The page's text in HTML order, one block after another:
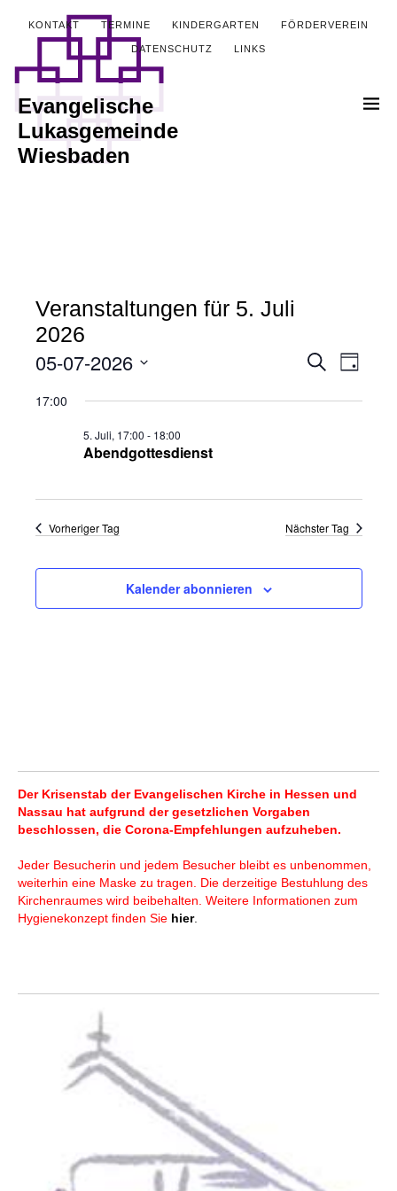
KONTAKT TERMINE KINDERGARTEN FÖRDERVEREIN
DATENSCHUTZ LINKS
Evangelische
Lukasgemeinde
Wiesbaden
Veranstaltungen für 5. Juli
2026
Suche Tag
05-07-2026
wählen.
17:00
Abendgottesdienst
5. Juli, 17:00 - 18:00
Vorheriger Tag Nächster Tag
Kalender abonnieren
Der Krisenstab der Evangelischen Kirche in Hessen und
Nassau hat aufgrund der gesetzlichen Vorgaben
beschlossen, die Corona-Empfehlungen aufzuheben.
Jeder Besucherin und jedem Besucher bleibt es unbenommen,
weiterhin eine Maske zu tragen. Die derzeitige Bestuhlung des
Kirchenraumes wird beibehalten. Weitere Informationen zum
Hygienekonzept finden Sie hier.